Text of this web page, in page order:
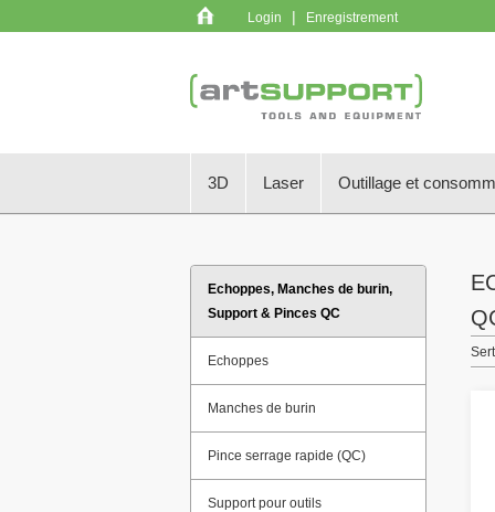
Login | Enregistrement
3D Laser Outillage et
Echoppes, Manches de burin,
Support & Pinces QC
Echoppes
Manches de burin
Pince serrage rapide (QC)
Support pour outils